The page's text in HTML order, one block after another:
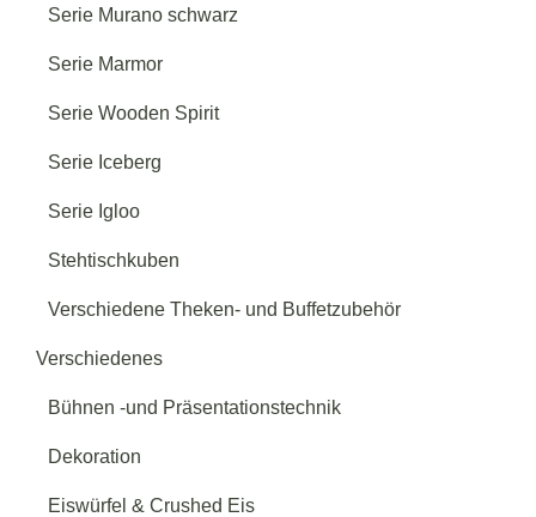
Serie Murano schwarz
Serie Marmor
Serie Wooden Spirit
Serie Iceberg
Serie Igloo
Stehtischkuben
Verschiedene Theken- und Buffetzubehör
Verschiedenes
Bühnen -und Präsentationstechnik
Dekoration
Eiswürfel & Crushed Eis